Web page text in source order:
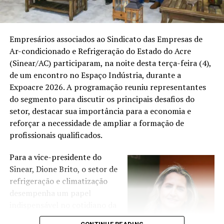
Governar um Estado é diferente de legislar. Também é
administra um orçamento bilionário, coordena
secretarias, lidera milhares de servidores, executa
políticas públicas e responde diretamente pelos
resultados da administração estadual. Já deputados e
senadores exercem funções constitucionais voltadas à
elaboração de leis, fiscalização e representação política.
Gestores técnicos, por sua vez, podem acumular grande
experiência administrativa sem, necessariamente, terem
exercido a chefia do Poder Executivo.
Essa distinção não estabelece uma hierarquia entre as
funções. Apenas demonstra que são experiências
institucionais diferentes, com responsabilidades
No Acre, os nomes que se apresentam para a disputa de
Empresários associados ao Sindicato das Empresas de
Ar-condicionado e Refrigeração do Estado do Acre
(Sinear/AC) participaram, na noite desta terça-feira (4),
de um encontro no Espaço Indústria, durante a
Expoacre 2026. A programação reuniu representantes
do segmento para discutir os principais desafios do
setor, destacar sua importância para a economia e
reforçar a necessidade de ampliar a formação de
profissionais qualificados.
Para a vice-presidente do
Sinear, Dione Brito, o setor de
refrigeração e climatização
desempenha um papel
população e está presente em